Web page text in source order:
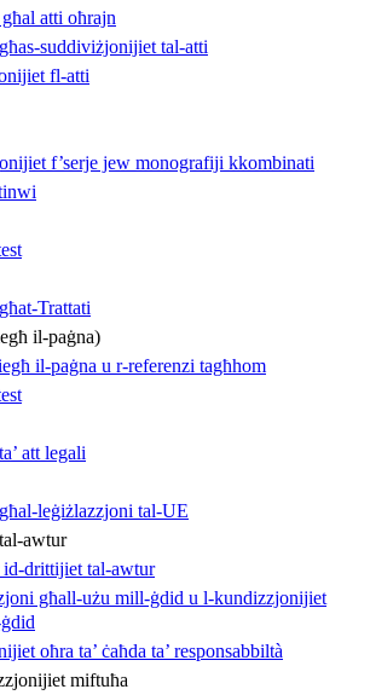
atti oħrajn
suddiviżjonijiet tal-atti
fl-atti
f’serje jew monografiji kkombinati
Trattati
il‑paġna)
il‑paġna u r‑referenzi tagħhom
att legali
tal-UE
awtur
tal‑awtur
għall‑użu mill‑ġdid u l‑kundizzjonijiet
oħra ta’ ċaħda ta’ responsabbiltà
miftuħa